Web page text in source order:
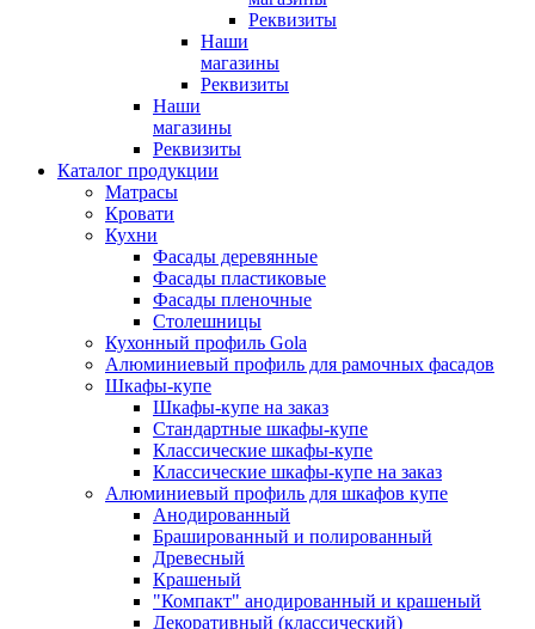
Реквизиты
Наши
магазины
Реквизиты
Наши
магазины
Реквизиты
Каталог продукции
Матрасы
Кровати
Кухни
Фасады деревянные
Фасады пластиковые
Фасады пленочные
Столешницы
Кухонный профиль Gola
Алюминиевый профиль для рамочных фасадов
Шкафы-купе
Шкафы-купе на заказ
Стандартные шкафы-купе
Классические шкафы-купе
Классические шкафы-купе на заказ
Алюминиевый профиль для шкафов купе
Анодированный
Брашированный и полированный
Древесный
Крашеный
"Компакт" анодированный и крашеный
Декоративный (классический)